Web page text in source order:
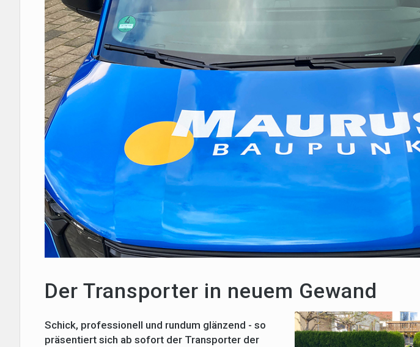
Der Transporter in neuem Gewand
Schick, professionell und rundum glänzend - so
präsentiert sich ab sofort der Transporter der